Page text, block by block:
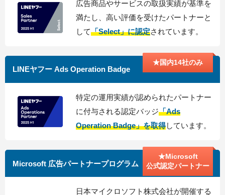
広告商品やサービスの取扱実績が基準を
満たし、高い評価を受けたパートナーと
して「Select」に認定されています。
LINEヤフー Ads Operation Badge
★国内14社のみ
特定の運用実績が認められたパートナー
に付与される認定バッジ「Ads
Operation Badge」を取得しています。
Microsoft 広告パートナープログラム
★Microsoft
公式認定パートナー
日本マイクロソフト株式会社が開催する